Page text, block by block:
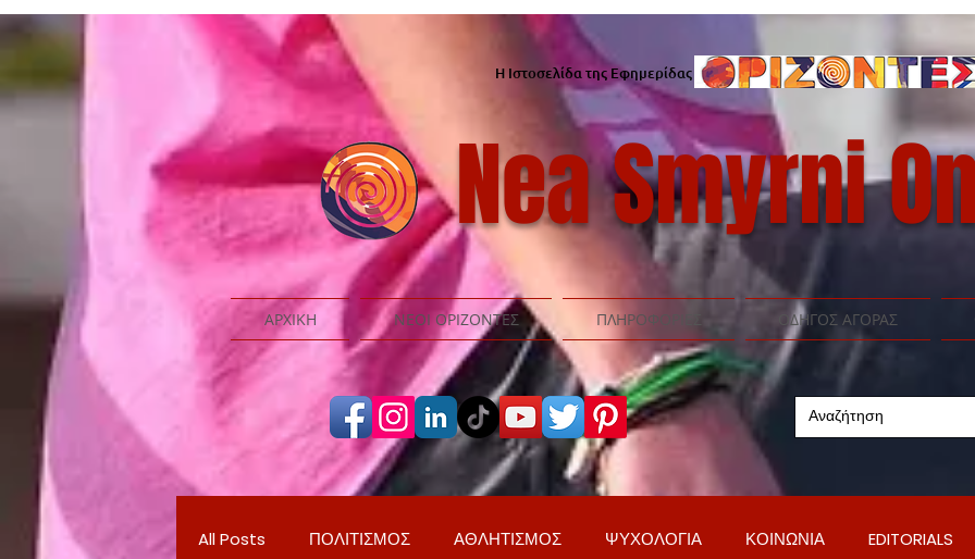
Η Ιστοσελίδα της Εφημερίδας
Nea Smyrni
ΑΡΧΙΚΗ ΝΕΟΙ ΟΡΙΖΟΝΤΕΣ ΠΛΗΡΟΦΟΡΙΕΣ ΟΔΗΓΟΣ ΑΓΟΡΑΣ
All Posts ΠΟΛΙΤΙΣΜΟΣ ΑΘΛΗΤΙΣΜΟΣ ΨΥΧΟΛΟΓΙΑ ΚΟΙΝΩΝΙΑ EDITORIALS